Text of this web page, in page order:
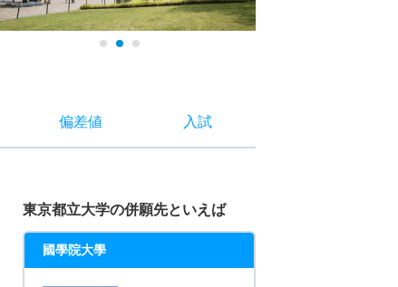
偏差値 入試
東京都立大学の併願先といえば
國學院大學